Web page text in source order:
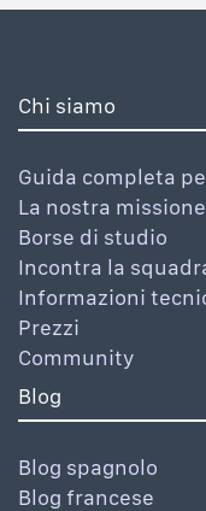
Chi siamo
Guida completa
La nostra missione
Borse di studio
Incontra la
Informazioni
Prezzi
Community
Blog
Blog spagnolo
Blog francese